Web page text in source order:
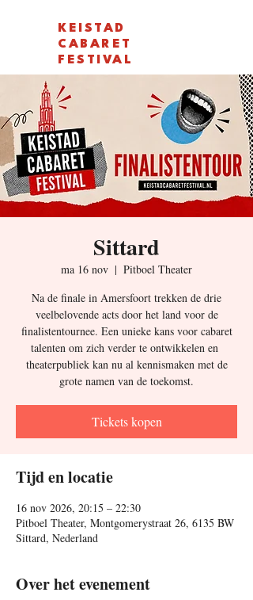
KEISTAD
CABARET
FESTIVAL
Sittard
ma 16 nov
  |
Pitboel Theater
Na de finale in Amersfoort trekken de drie
veelbelovende acts door het land voor de
finalistentournee. Een unieke kans voor cabaret
talenten om zich verder te ontwikkelen en
theaterpubliek kan nu al kennismaken met de
grote namen van de toekomst.
Tickets kopen
Tijd en locatie
16 nov 2026, 20:15 – 22:30
Pitboel Theater, Montgomerystraat 26, 6135 BW
Sittard, Nederland
Over het evenement